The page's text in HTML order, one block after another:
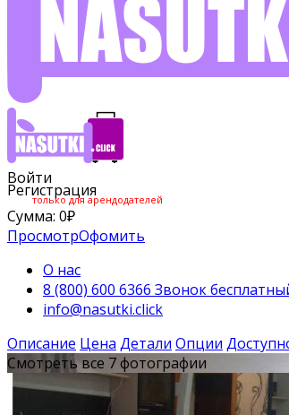
Войти
Регистрация
только для арендодателей
Сумма: 0₽
ПросмотрОфомить
О нас
8 (800) 600 6366 Звонок
info@nasutki.click
Описание Цена Детали Опции
Смотреть все 7 фотографии